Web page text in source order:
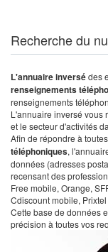
Recherche du
L'annuaire inversédes
renseignements
renseignements
L'annuaire inversé vous
et le secteur d'activités
Afin de répondre à
téléphoniques,
données (adresses
recensant des
Free mobile, Orange,
Cdiscount mobile,
Cette base de données
précision à toutes vos